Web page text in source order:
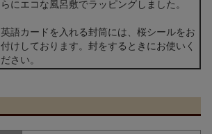
らにエコな風呂敷でラッピングしました。
英語カードを入れる封筒には、桜シールをお
付けしております。封をするときにお使いく
ださい。